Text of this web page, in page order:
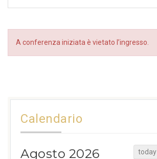
A conferenza iniziata è vietato l’ingresso.
Calendario
Agosto 2026 today